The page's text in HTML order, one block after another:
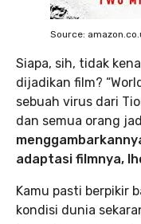
Source:
Siapa, sih, tidak
dijadikan film?
sebuah virus dari
dan semua orang
adaptasi filmnya,
Kamu pasti berpikir
kondisi dunia